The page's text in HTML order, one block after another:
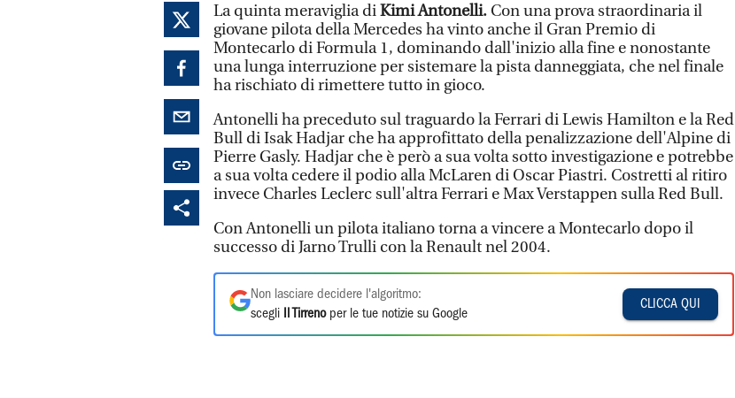
La quinta meraviglia diKimi Antonelli. Con una prova straordinaria il
giovane pilota della Mercedes ha vinto anche il Gran Premio di
Montecarlo di Formula 1, dominando dall'inizio alla fine e nonostante
una lunga interruzione per sistemare la pista danneggiata, che nel finale
ha rischiato di rimettere tutto in gioco.
Antonelli ha preceduto sul traguardo la Ferrari di Lewis Hamilton e la Red
Bull di Isak Hadjar che ha approfittato della penalizzazione dell'Alpine di
Pierre Gasly. Hadjar che è però a sua volta sotto investigazione e potrebbe
a sua volta cedere il podio alla McLaren di Oscar Piastri. Costretti al ritiro
invece Charles Leclerc sull'altra Ferrari e Max Verstappen sulla Red Bull.
Con Antonelli un pilota italiano torna a vincere a Montecarlo dopo il
successo di Jarno Trulli con la Renault nel 2004.
Non lasciare decidere l'algoritmo:
scegli
Il Tirrenoper le tue notizie su Google
CLICCA QUI